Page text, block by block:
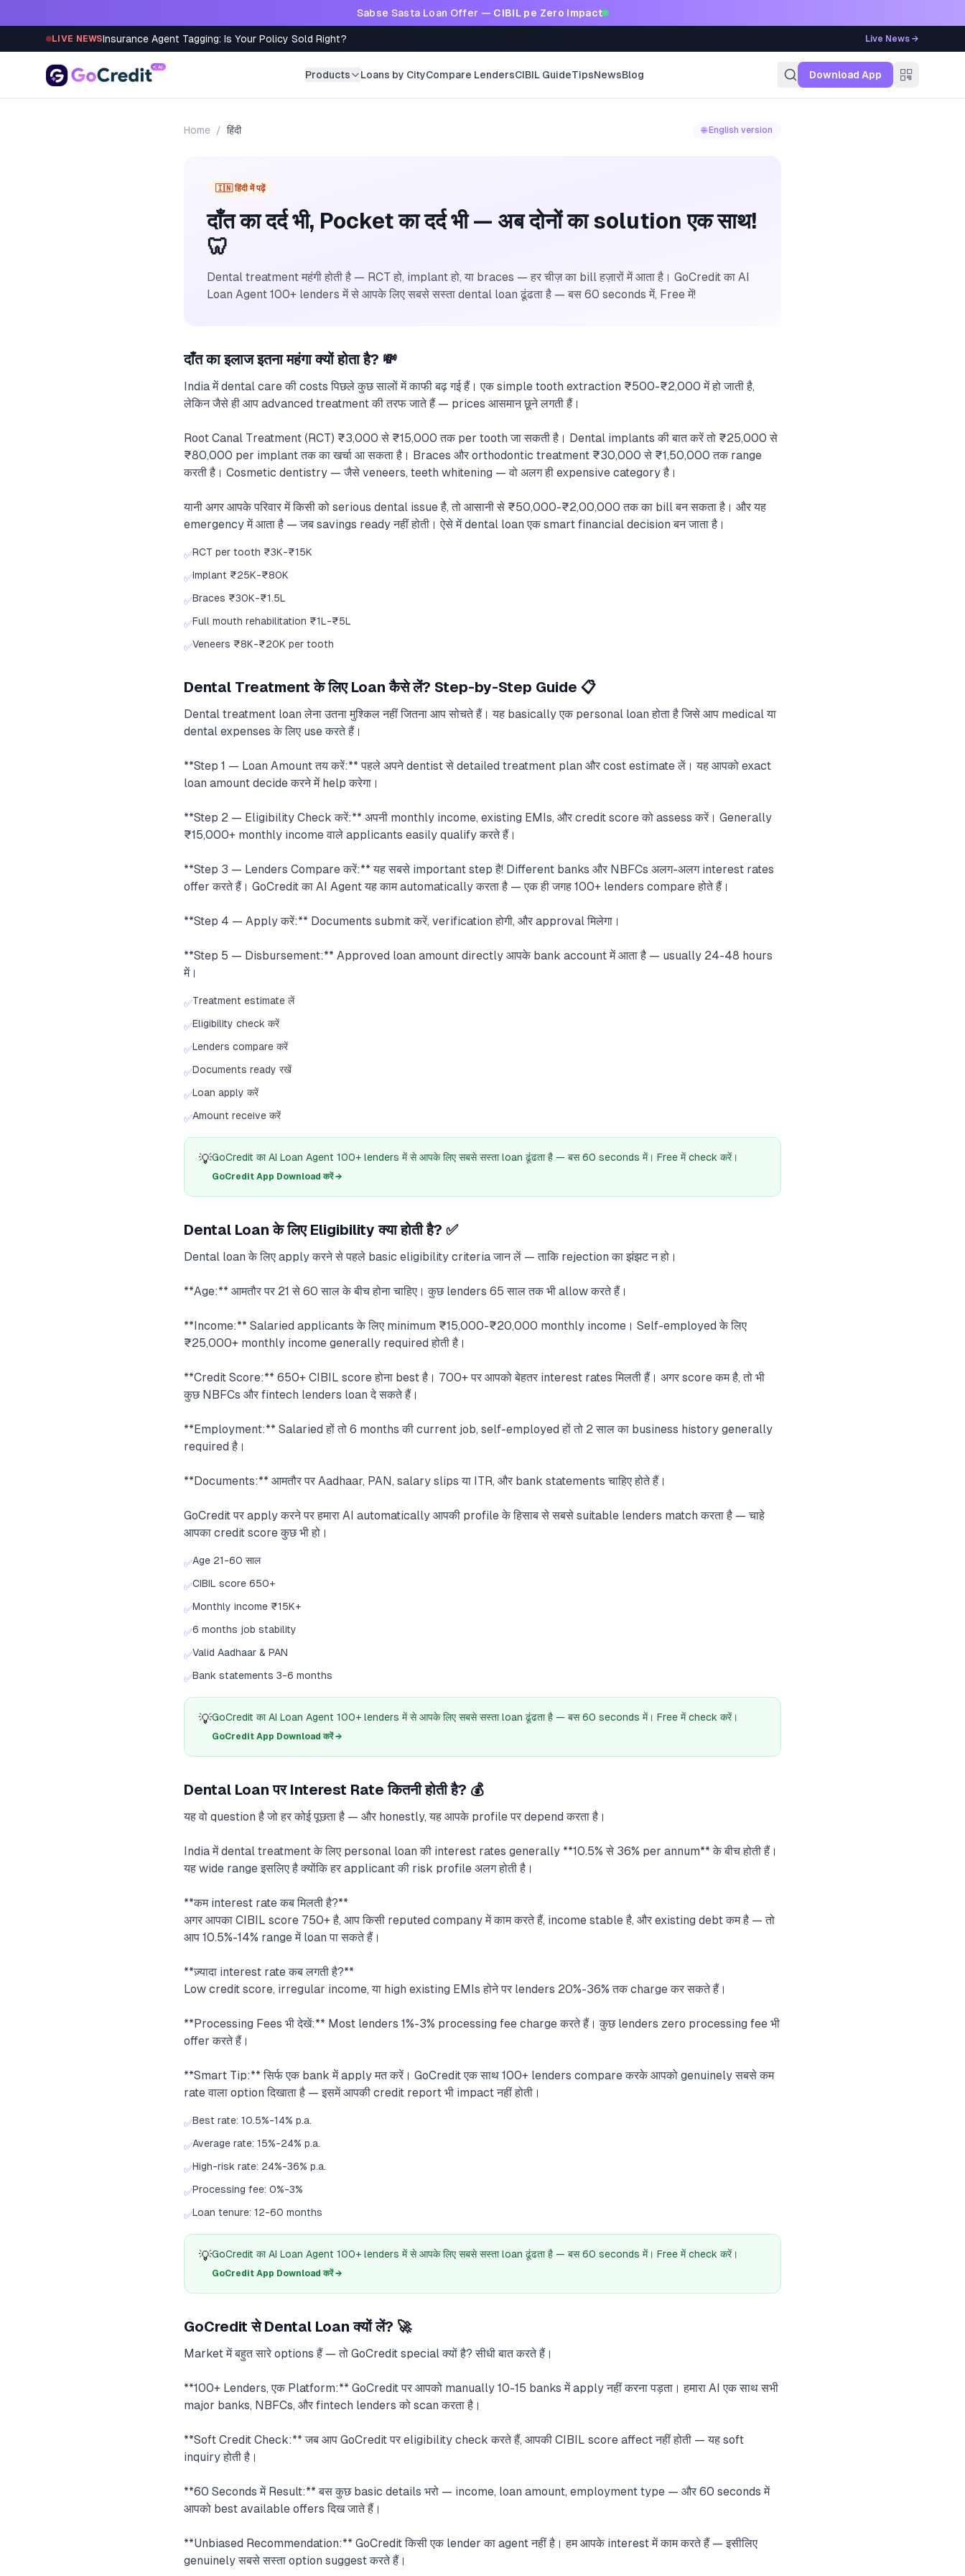
Sabse Sasta Loan Offer — CIBIL pe Zero Impact
LIVE NEWSInsurance Agent Tagging: Is Your Policy Sold Right? Live News →
Products Loans by CityCompare LendersCIBIL GuideTipsNewsBlog Download App
Home / हिंदी 🌐 English version
🇮🇳 हिंदी में पढ़ें
दाँत का दर्द भी, Pocket का दर्द भी — अब दोनों का solution एक साथ!
🦷
Dental treatment महंगी होती है — RCT हो, implant हो, या braces — हर चीज़ का bill हज़ारों में आता है। GoCredit का AI
Loan Agent 100+ lenders में से आपके लिए सबसे सस्ता dental loan ढूंढता है — बस 60 seconds में, Free में!
दाँत का इलाज इतना महंगा क्यों होता है? 💸
India में dental care की costs पिछले कुछ सालों में काफी बढ़ गई हैं। एक simple tooth extraction ₹500-₹2,000 में हो जाती है,
लेकिन जैसे ही आप advanced treatment की तरफ जाते हैं — prices आसमान छूने लगती हैं।
Root Canal Treatment (RCT) ₹3,000 से ₹15,000 तक per tooth जा सकती है। Dental implants की बात करें तो ₹25,000 से
₹80,000 per implant तक का खर्चा आ सकता है। Braces और orthodontic treatment ₹30,000 से ₹1,50,000 तक range
करती है। Cosmetic dentistry — जैसे veneers, teeth whitening — वो अलग ही expensive category है।
यानी अगर आपके परिवार में किसी को serious dental issue है, तो आसानी से ₹50,000-₹2,00,000 तक का bill बन सकता है। और यह
emergency में आता है — जब savings ready नहीं होती। ऐसे में dental loan एक smart financial decision बन जाता है।
✅RCT per tooth ₹3K-₹15K
✅Implant ₹25K-₹80K
✅Braces ₹30K-₹1.5L
✅Full mouth rehabilitation ₹1L-₹5L
✅Veneers ₹8K-₹20K per tooth
Dental Treatment के लिए Loan कैसे लें? Step-by-Step Guide 📋
Dental treatment loan लेना उतना मुश्किल नहीं जितना आप सोचते हैं। यह basically एक personal loan होता है जिसे आप medical या
dental expenses के लिए use करते हैं।
**Step 1 — Loan Amount तय करें:** पहले अपने dentist से detailed treatment plan और cost estimate लें। यह आपको exact
loan amount decide करने में help करेगा।
**Step 2 — Eligibility Check करें:** अपनी monthly income, existing EMIs, और credit score को assess करें। Generally
₹15,000+ monthly income वाले applicants easily qualify करते हैं।
**Step 3 — Lenders Compare करें:** यह सबसे important step है! Different banks और NBFCs अलग-अलग interest rates
offer करते हैं। GoCredit का AI Agent यह काम automatically करता है — एक ही जगह 100+ lenders compare होते हैं।
**Step 4 — Apply करें:** Documents submit करें, verification होगी, और approval मिलेगा।
**Step 5 — Disbursement:** Approved loan amount directly आपके bank account में आता है — usually 24-48 hours
में।
✅Treatment estimate लें
✅Eligibility check करें
✅Lenders compare करें
✅Documents ready रखें
✅Loan apply करें
✅Amount receive करें
💡GoCredit का AI Loan Agent 100+ lenders में से आपके लिए सबसे सस्ता loan ढूंढता है — बस 60 seconds में। Free में check करें।
GoCredit App Download करें →
Dental Loan के लिए Eligibility क्या होती है? ✅
Dental loan के लिए apply करने से पहले basic eligibility criteria जान लें — ताकि rejection का झंझट न हो।
**Age:** आमतौर पर 21 से 60 साल के बीच होना चाहिए। कुछ lenders 65 साल तक भी allow करते हैं।
**Income:** Salaried applicants के लिए minimum ₹15,000-₹20,000 monthly income। Self-employed के लिए
₹25,000+ monthly income generally required होती है।
**Credit Score:** 650+ CIBIL score होना best है। 700+ पर आपको बेहतर interest rates मिलती हैं। अगर score कम है, तो भी
कुछ NBFCs और fintech lenders loan दे सकते हैं।
**Employment:** Salaried हों तो 6 months की current job, self-employed हों तो 2 साल का business history generally
required है।
**Documents:** आमतौर पर Aadhaar, PAN, salary slips या ITR, और bank statements चाहिए होते हैं।
GoCredit पर apply करने पर हमारा AI automatically आपकी profile के हिसाब से सबसे suitable lenders match करता है — चाहे
आपका credit score कुछ भी हो।
✅Age 21-60 साल
✅CIBIL score 650+
✅Monthly income ₹15K+
✅6 months job stability
✅Valid Aadhaar & PAN
✅Bank statements 3-6 months
💡GoCredit का AI Loan Agent 100+ lenders में से आपके लिए सबसे सस्ता loan ढूंढता है — बस 60 seconds में। Free में check करें।
GoCredit App Download करें →
Dental Loan पर Interest Rate कितनी होती है? 💰
यह वो question है जो हर कोई पूछता है — और honestly, यह आपके profile पर depend करता है।
India में dental treatment के लिए personal loan की interest rates generally **10.5% से 36% per annum** के बीच होती हैं।
यह wide range इसलिए है क्योंकि हर applicant की risk profile अलग होती है।
**कम interest rate कब मिलती है?**
अगर आपका CIBIL score 750+ है, आप किसी reputed company में काम करते हैं, income stable है, और existing debt कम है — तो
आप 10.5%-14% range में loan पा सकते हैं।
**ज़्यादा interest rate कब लगती है?**
Low credit score, irregular income, या high existing EMIs होने पर lenders 20%-36% तक charge कर सकते हैं।
**Processing Fees भी देखें:** Most lenders 1%-3% processing fee charge करते हैं। कुछ lenders zero processing fee भी
offer करते हैं।
**Smart Tip:** सिर्फ एक bank में apply मत करें। GoCredit एक साथ 100+ lenders compare करके आपको genuinely सबसे कम
rate वाला option दिखाता है — इसमें आपकी credit report भी impact नहीं होती।
✅Best rate: 10.5%-14% p.a.
✅Average rate: 15%-24% p.a.
✅High-risk rate: 24%-36% p.a.
✅Processing fee: 0%-3%
✅Loan tenure: 12-60 months
💡GoCredit का AI Loan Agent 100+ lenders में से आपके लिए सबसे सस्ता loan ढूंढता है — बस 60 seconds में। Free में check करें।
GoCredit App Download करें →
GoCredit से Dental Loan क्यों लें? 🚀
Market में बहुत सारे options हैं — तो GoCredit special क्यों है? सीधी बात करते हैं।
**100+ Lenders, एक Platform:** GoCredit पर आपको manually 10-15 banks में apply नहीं करना पड़ता। हमारा AI एक साथ सभी
major banks, NBFCs, और fintech lenders को scan करता है।
**Soft Credit Check:** जब आप GoCredit पर eligibility check करते हैं, आपकी CIBIL score affect नहीं होती — यह soft
inquiry होती है।
**60 Seconds में Result:** बस कुछ basic details भरो — income, loan amount, employment type — और 60 seconds में
आपको best available offers दिख जाते हैं।
**Unbiased Recommendation:** GoCredit किसी एक lender का agent नहीं है। हम आपके interest में काम करते हैं — इसीलिए
genuinely सबसे सस्ता option suggest करते हैं।